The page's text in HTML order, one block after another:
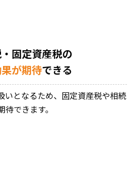
固定資産税の
が期待できる
いとなるため、固定資産税や相続
できます。